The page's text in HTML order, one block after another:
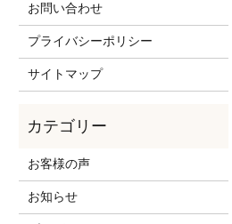
お問い合わせ
プライバシーポリシー
サイトマップ
お客様の声
お知らせ